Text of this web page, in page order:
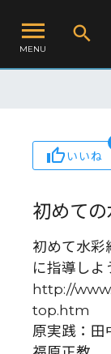
MENU
いいね
初めての
初めて水彩
に指導しよ
http://
top.htm
原実践：